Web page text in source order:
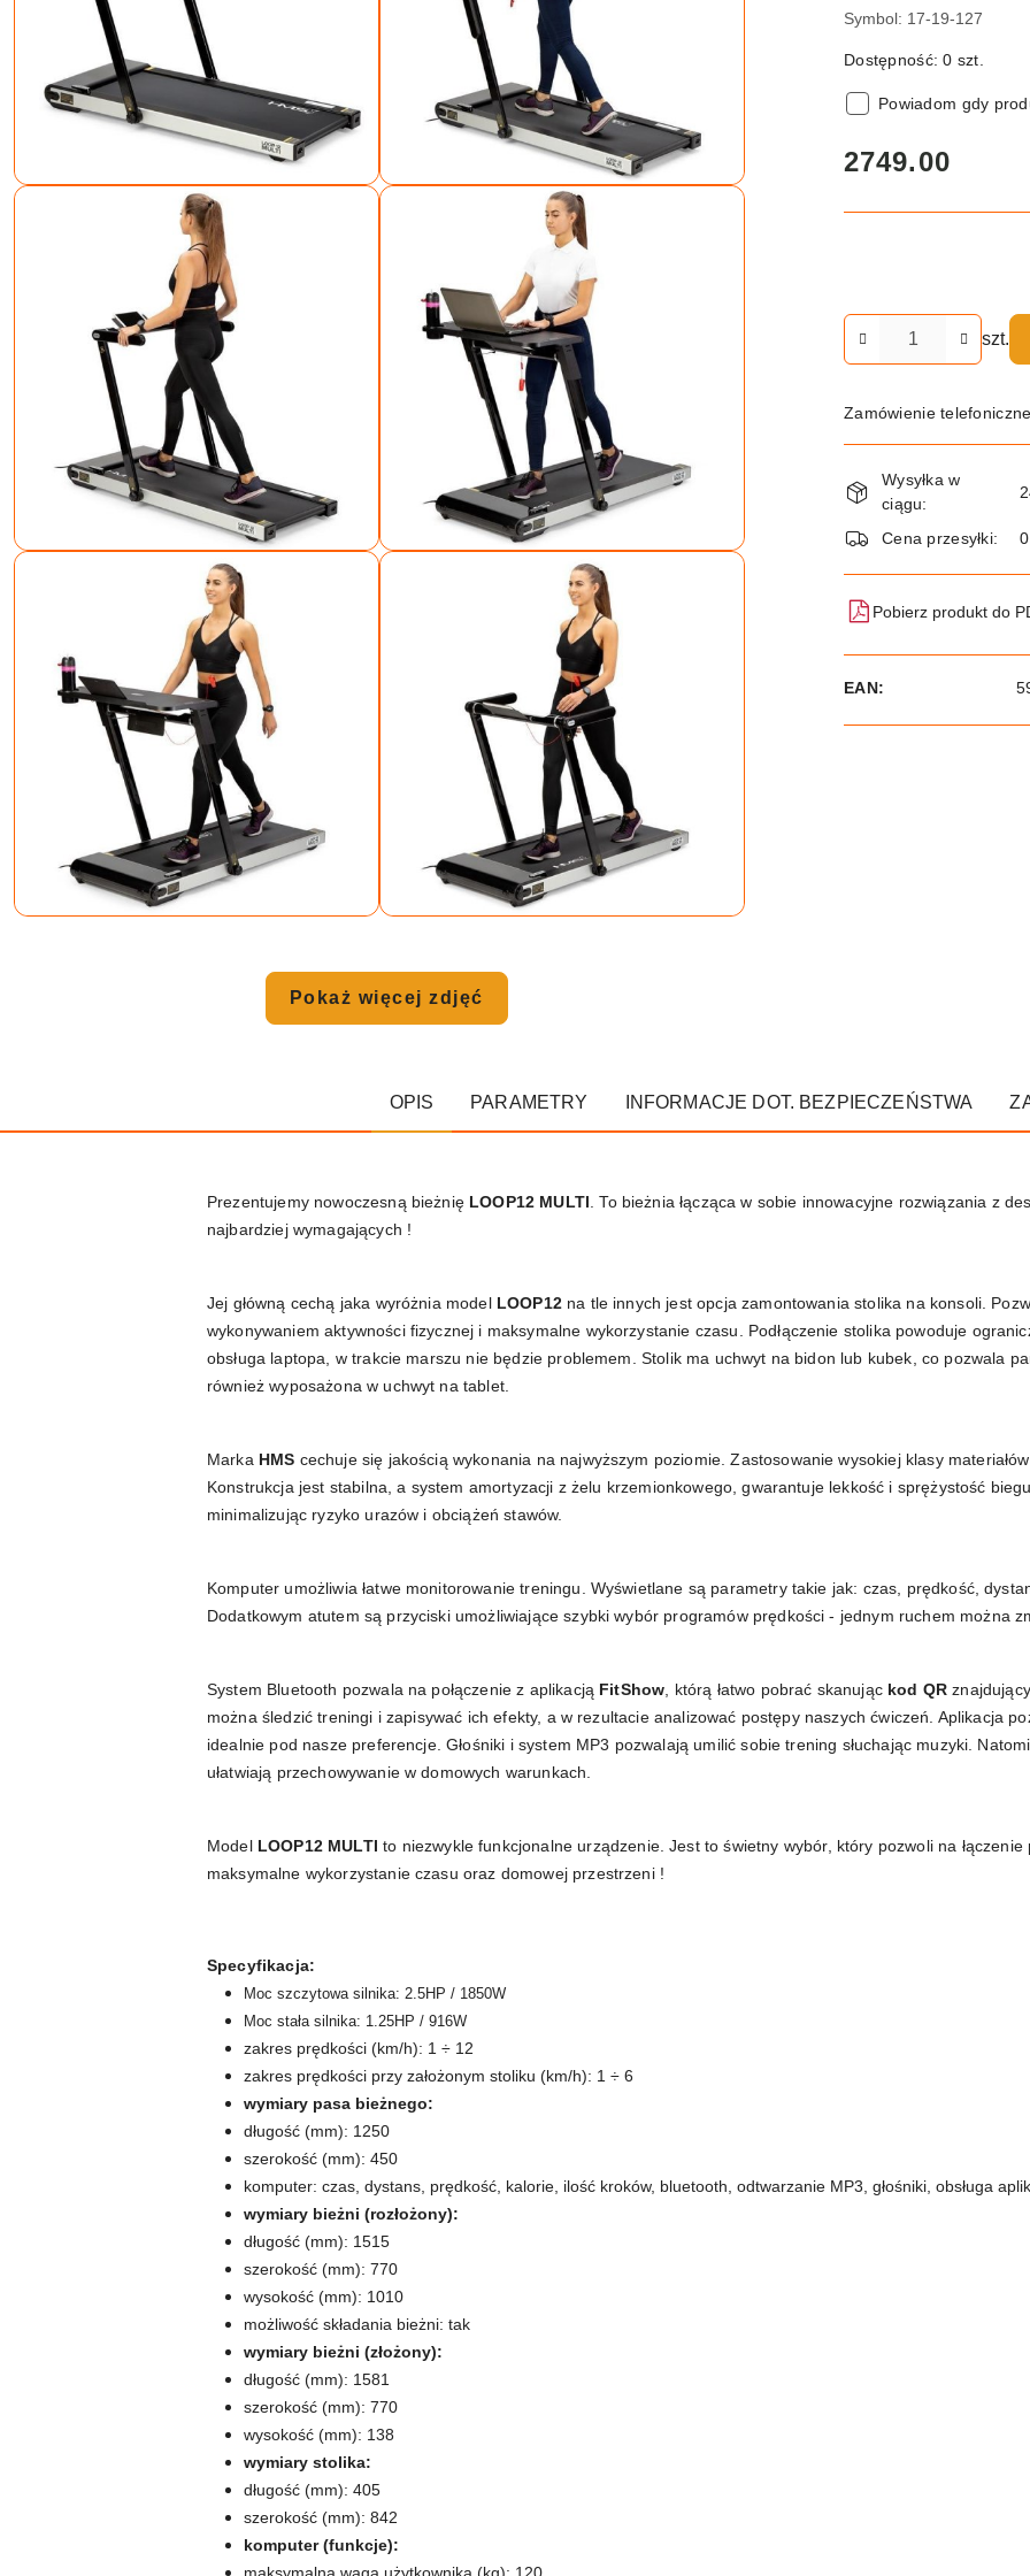
Pokaż więcej zdjęć
Symbol: 17-19-127
Dostępność:0 szt.
Powiadom gdy
cena:
2749.00
szt.
Zamówienie
i
dostawa
Wysyłka w
ciągu:
Cena przesyłki: 0
Pobierz produkt do
EAN:
OPIS PARAMETRY INFORMACJE DOT. BEZPIECZEŃSTWA
Prezentujemy nowoczesną bieżnię LOOP12 MULTI . To bieżnia łącząca w sobie innowacyjne rozwiązania z
najbardziej wymagających !
Jej główną cechą jaka wyróżnia model LOOP12 na tle innych jest opcja zamontowania stolika na konsoli.
wykonywaniem aktywności fizycznej i maksymalne wykorzystanie czasu. Podłączenie stolika powoduje
obsługa laptopa, w trakcie marszu nie będzie problemem. Stolik ma uchwyt na bidon lub kubek, co pozwala
również wyposażona w uchwyt na tablet.
Marka HMS cechuje się jakością wykonania na najwyższym poziomie. Zastosowanie wysokiej klasy
Konstrukcja jest stabilna, a system amortyzacji z żelu krzemionkowego, gwarantuje lekkość i sprężystość
minimalizując ryzyko urazów i obciążeń stawów.
Komputer umożliwia łatwe monitorowanie treningu. Wyświetlane są parametry takie jak: czas, prędkość,
Dodatkowym atutem są przyciski umożliwiające szybki wybór programów prędkości - jednym ruchem można
System Bluetooth pozwala na połączenie z aplikacją FitShow , którą łatwo pobrać skanując kod QR
można śledzić treningi i zapisywać ich efekty, a w rezultacie analizować postępy naszych ćwiczeń. Aplikacja
idealnie pod nasze preferencje. Głośniki i system MP3 pozwalają umilić sobie trening słuchając muzyki.
ułatwiają przechowywanie w domowych warunkach.
ModelLOOP12 MULTIto niezwykle funkcjonalne urządzenie. Jest to świetny wybór, który pozwoli na łączenie
maksymalne wykorzystanie czasu oraz domowej przestrzeni !
Specyfikacja:
Moc szczytowa silnika: 2.5HP / 1850W
Moc stała silnika: 1.25HP / 916W
zakres prędkości (km/h): 1 ÷ 12
zakres prędkości przy założonym stoliku (km/h): 1 ÷ 6
wymiary pasa bieżnego:
długość (mm): 1250
szerokość (mm): 450
komputer: czas, dystans, prędkość, kalorie, ilość kroków, bluetooth, odtwarzanie MP3, głośniki, obsługa
wymiary bieżni (rozłożony):
długość (mm): 1515
szerokość (mm): 770
wysokość (mm): 1010
możliwość składania bieżni: tak
wymiary bieżni (złożony):
długość (mm): 1581
szerokość (mm): 770
wysokość (mm): 138
wymiary stolika:
długość (mm): 405
szerokość (mm): 842
komputer (funkcje):